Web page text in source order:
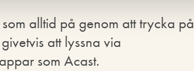
alltid på genom att trycka på
att lyssna via
som Acast.